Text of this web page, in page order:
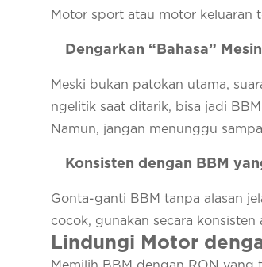
Motor sport atau motor keluaran
Dengarkan “Bahasa” Mesin
Meski bukan patokan utama,
ngelitik saat ditarik, bisa jadi
Namun, jangan menunggu
Konsisten dengan BBM
Gonta-ganti BBM tanpa alasan
cocok, gunakan secara
Lindungi Motor